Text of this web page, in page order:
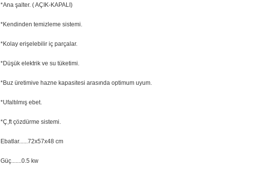
*Ana şalter. ( AÇIK-KAPALI)
*Kendinden temizleme sistemi.
*Kolay erişelebilir iç parçalar.
*Düşük elektrik ve su tüketimi.
*Buz üretimive hazne kapasitesi arasında optimum uyum.
*Ufaltılmış ebet.
*Ç,ft çözdürme sistemi.
Ebatlar......72x57x48 cm
Güç.......0.5 kw